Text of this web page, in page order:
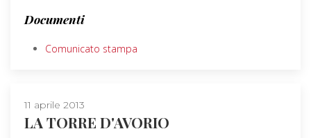
Documenti
Comunicato stampa
11 aprile 2013
LA TORRE D'AVORIO